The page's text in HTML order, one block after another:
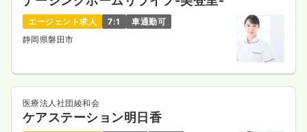
エージェント求人 7:1
車通勤可
静岡県磐田市
医療法人社団綾和会
ケアステーション明日香